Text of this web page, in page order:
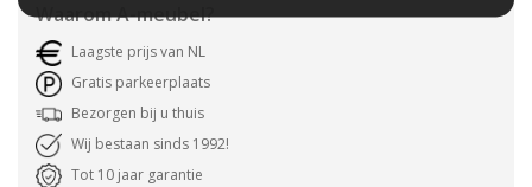
WaaromA-meubel?
Laagste prijs van NL
Gratis parkeerplaats
Bezorgen bij u thuis
Wij bestaan sinds 1992!
Tot 10 jaar garantie